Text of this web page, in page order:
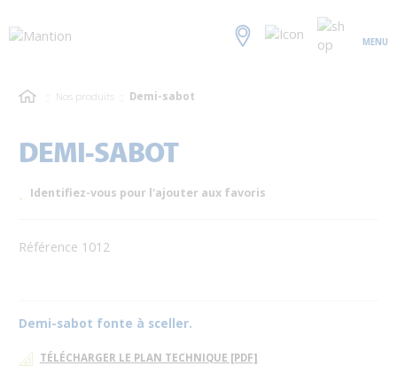
MENU
Nos produits Demi-sabot
DEMI-SABOT
Identifiez-vous pour l'ajouter aux favoris
Référence 1012
Demi-sabot fonte à sceller.
TÉLÉCHARGER LE PLAN TECHNIQUE [PDF]